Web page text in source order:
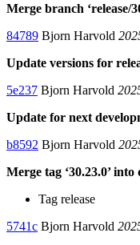
Merge branch ‘release/
84789 Bjorn Harvold
Update versions for
5e237 Bjorn Harvold
Update for next
b8592 Bjorn Harvold
Merge tag ‘30.23.0’ into
Tag release
5741c Bjorn Harvold